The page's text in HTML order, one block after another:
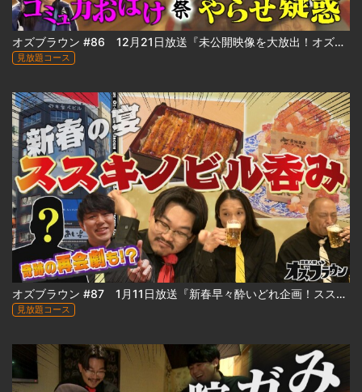
オズブラウン #86 12月21日放送『未公開映像を大放出！オズブラ供養祭 2025 冬』
見放題コース
オズブラウン #87 1月11日放送『新春早々酔いどれ企画！ススキノビル呑み探訪 ～わたなべビル編～（前編）』
見放題コース